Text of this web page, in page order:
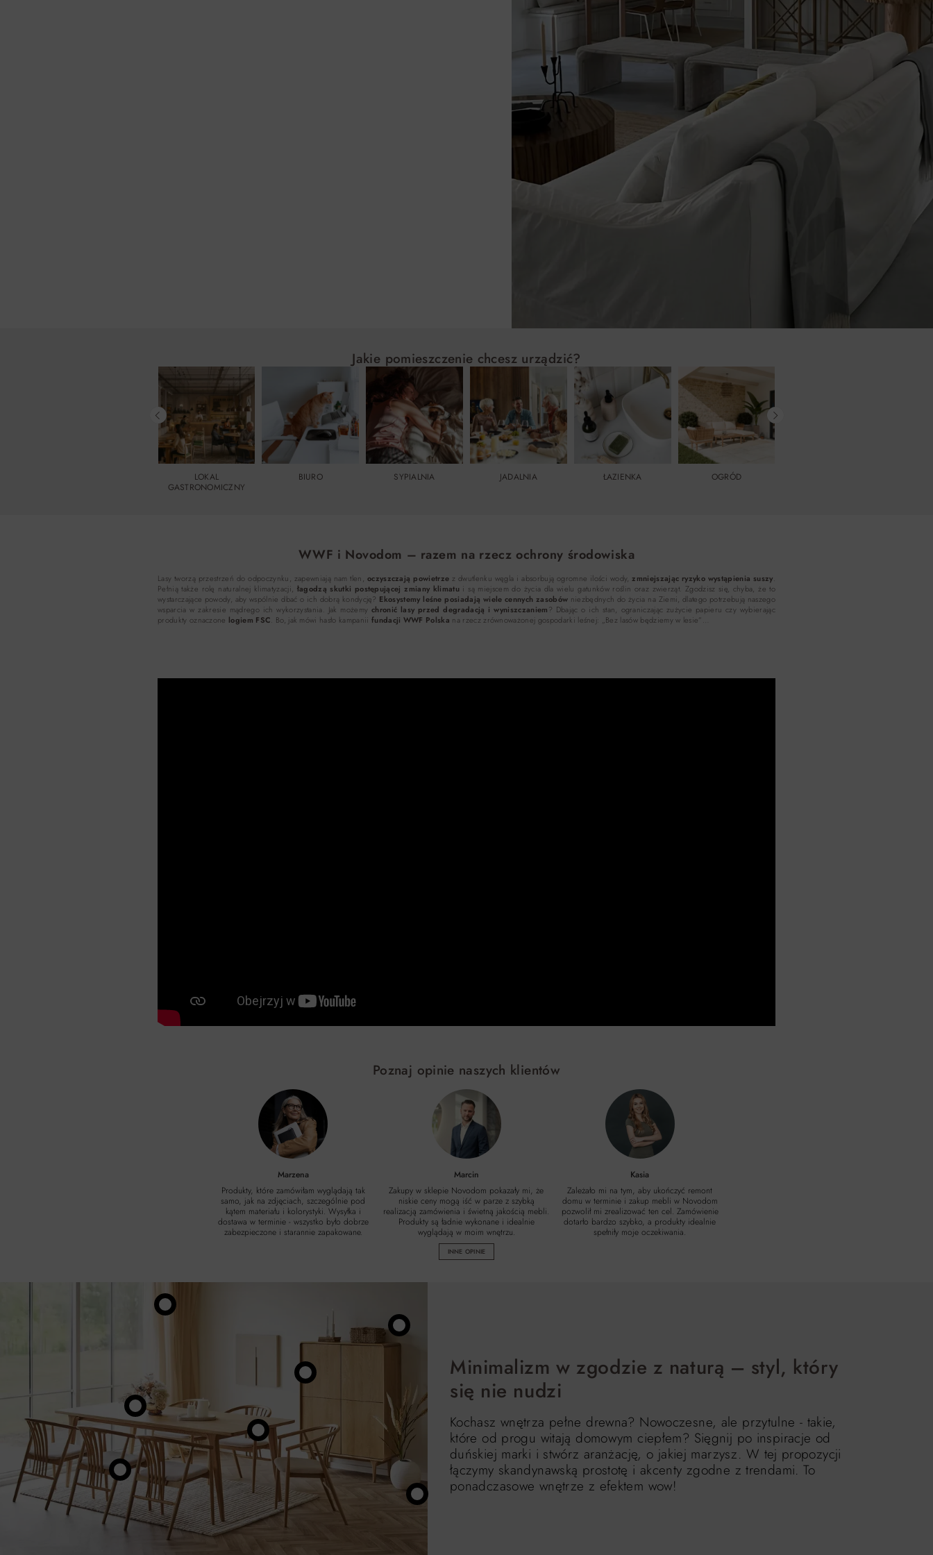
Jakie pomieszczenie chcesz urządzić?
LOKAL
GASTRONOMICZNY
BIURO SYPIALNIA JADALNIA ŁAZIENKA OGRÓD
WWF i Novodom – razem na rzecz ochrony środowiska
Lasy tworzą przestrzeń do odpoczynku, zapewniają nam tlen, oczyszczają powietrze z dwutlenku węgla i absorbują ogromne ilości wody,zmniejszając ryzyko wystąpienia suszy.
Pełnią także rolę naturalnej klimatyzacji, łagodzą skutki postępującej zmiany klimatui są miejscem do życia dla wielu gatunków roślin oraz zwierząt. Zgodzisz się, chyba, że to
wystarczające powody, aby wspólnie dbać o ich dobrą kondycję? Ekosystemy leśne posiadają wiele cennych zasobów niezbędnych do życia na Ziemi, dlatego potrzebują naszego
wsparcia w zakresie mądrego ich wykorzystania. Jak możemychronić lasy przed degradacją i wyniszczaniem ? Dbając o ich stan, ograniczając zużycie papieru czy wybierając
produkty oznaczone logiem FSC. Bo, jak mówi hasło kampanii fundacji WWF Polska na rzecz zrównoważonej gospodarki leśnej: „Bez lasów będziemy w lesie”…
Poznaj opinie naszych klientów
Marzena
Produkty, które zamówiłam wyglądają tak
samo, jak na zdjęciach, szczególnie pod
kątem materiału i kolorystyki. Wysyłka i
dostawa w terminie - wszystko było dobrze
zabezpieczone i starannie zapakowane.
Marcin
Zakupy w sklepie Novodom pokazały mi, że
niskie ceny mogą iść w parze z szybką
realizacją zamówienia i świetną jakością mebli.
Produkty są ładnie wykonane i idealnie
wyglądają w moim wnętrzu.
Kasia
Zależało mi na tym, aby ukończyć remont
domu w terminie i zakup mebli w Novodom
pozwolił mi zrealizować ten cel. Zamówienie
dotarło bardzo szybko, a produkty idealnie
spełniły moje oczekiwania.
INNE OPINIE
Minimalizm w zgodzie z naturą – styl, który
się nie nudzi
Kochasz wnętrza pełne drewna? Nowoczesne, ale przytulne - takie,
które od progu witają domowym ciepłem? Sięgnij po inspiracje od
duńskiej marki i stwórz aranżację, o jakiej marzysz. W tej propozycji
łączymy skandynawską prostotę i akcenty zgodne z trendami. To
ponadczasowe wnętrze z efektem wow!